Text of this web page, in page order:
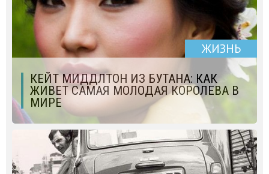
ЖИЗНЬ
КЕЙТ МИДДЛТОН ИЗ БУТАНА: КАК
ЖИВЕТ САМАЯ МОЛОДАЯ КОРОЛЕВА В
МИРЕ